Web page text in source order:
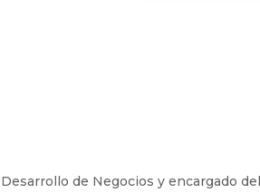
Desarrollo de Negocios y encargado